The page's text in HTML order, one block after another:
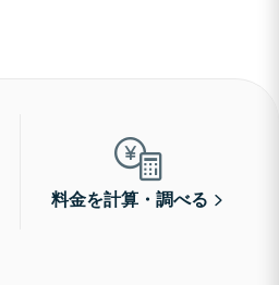
料金を計算・調べる